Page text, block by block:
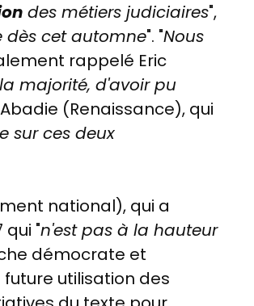
des métiers judiciaires",
dès cet automne". "Nous
rappelé Eric
majorité, d'avoir pu
(Renaissance), qui
sur ces deux
national), qui a
"n'est pas à la hauteur
démocrate et
future utilisation des